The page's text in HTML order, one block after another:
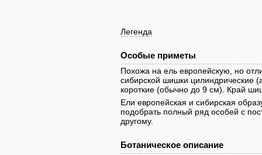
Легенда
Особые приметы
Похожа на ель европейскую, но
сибирской шишки цилиндрические
короткие (обычно до 9 см). Край
Ели европейская и сибирская
подобрать полный ряд особей с
другому.
Ботаническое описание